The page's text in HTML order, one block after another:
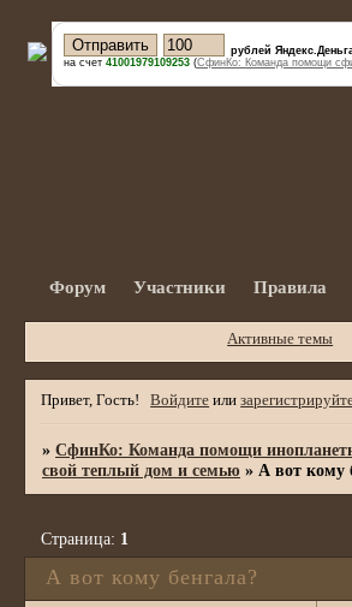
рублей
на счет 41001979109253 (СфинКо: Команда помощи
Форум Участники Правила
Активные темы
Привет, Гость! Войдите или
»СфинКо: Команда помощи
свой теплый дом и семью » А вот кому
А вот кому бенгала?
Страница: 1